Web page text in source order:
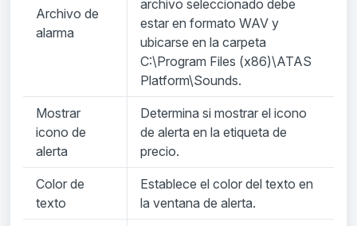
Archivo de
alarma
archivo seleccionado debe
estar en formato WAV y
ubicarse en la carpeta
C:\Program Files (x86)\ATAS
Platform\Sounds.
Mostrar
icono de
alerta
Determina si mostrar el icono
de alerta en la etiqueta de
precio.
Color de
texto
Establece el color del texto en
la ventana de alerta.